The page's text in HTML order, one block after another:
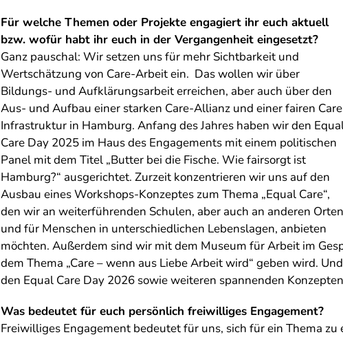
Für welche Themen oder Projekte engagiert ihr euch aktuell
bzw. wofür habt ihr euch in der Vergangenheit eingesetzt?
Ganz pauschal: Wir setzen uns für mehr Sichtbarkeit und
Wertschätzung von Care-Arbeit ein. Das wollen wir über
Bildungs- und Aufklärungsarbeit erreichen, aber auch über den
Aus- und Aufbau einer starken Care-Allianz und einer fairen
Infrastruktur in Hamburg. Anfang des Jahres haben wir den
Care Day 2025 im Haus des Engagements mit einem politischen
Panel mit dem Titel „Butter bei die Fische. Wie fairsorgt ist
Hamburg?“ ausgerichtet. Zurzeit konzentrieren wir uns auf den
Ausbau eines Workshops-Konzeptes zum Thema „Equal Care“,
den wir an weiterführenden Schulen, aber auch an anderen Orten
und für Menschen in unterschiedlichen Lebenslagen, anbieten
möchten. Außerdem sind wir mit dem Museum für Arbeit im
dem Thema „Care – wenn aus Liebe Arbeit wird“ geben wird.
den Equal Care Day 2026 sowie weiteren spannenden
Was bedeutet für euch persönlich freiwilliges Engagement?
Freiwilliges Engagement bedeutet für uns, sich für ein Thema